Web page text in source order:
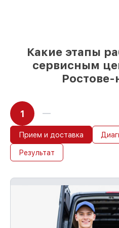
Какие этапы
сервисным
1
Прием и доставка
Результат